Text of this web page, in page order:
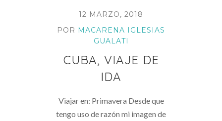
12 MARZO, 2018
POR MACARENA IGLESIAS
GUALATI
CUBA, VIAJE DE
IDA
Viajar en: Primavera Desde que
tengo uso de razón mi imagen de